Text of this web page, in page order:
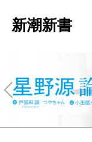
新潮新書
v